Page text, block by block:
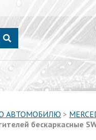
АВТОМОБИЛЮ >
бескаркасные